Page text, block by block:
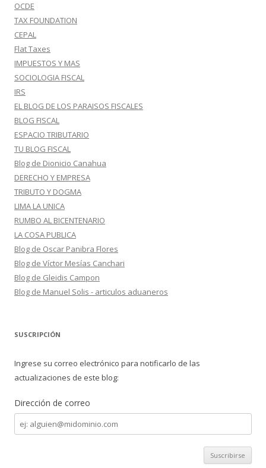
OCDE
TAX FOUNDATION
CEPAL
Flat Taxes
IMPUESTOS Y MAS
SOCIOLOGIA FISCAL
IRS
EL BLOG DE LOS PARAISOS FISCALES
BLOG FISCAL
ESPACIO TRIBUTARIO
TU BLOG FISCAL
Blog de Dionicio Canahua
DERECHO Y EMPRESA
TRIBUTO Y DOGMA
LIMA LA UNICA
RUMBO AL BICENTENARIO
LA COSA PUBLICA
Blog de Oscar Panibra Flores
Blog de Víctor Mesías Canchari
Blog de Gleidis Campon
Blog de Manuel Solis - articulos aduaneros
SUSCRIPCIÓN
Ingrese su correo electrónico para notificarlo de las
actualizaciones de este blog:
Dirección de correo
Dirección
de
correo